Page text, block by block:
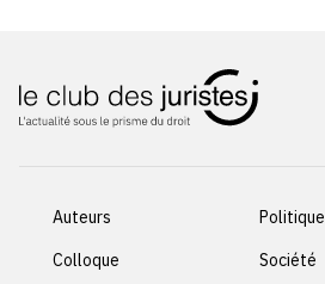
Auteurs
Colloque
Politique
Société